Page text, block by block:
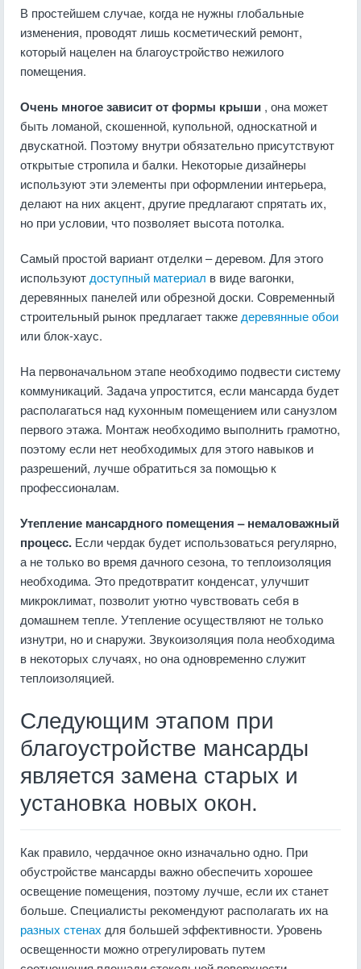
В простейшем случае, когда не нужны глобальные
изменения, проводят лишь косметический ремонт,
который нацелен на благоустройство нежилого
помещения.
Очень многое зависит от формы крыши , она может
быть ломаной, скошенной, купольной, односкатной и
двускатной. Поэтому внутри обязательно присутствуют
открытые стропила и балки. Некоторые дизайнеры
используют эти элементы при оформлении интерьера,
делают на них акцент, другие предлагают спрятать их,
но при условии, что позволяет высота потолка.
Самый простой вариант отделки – деревом. Для этого
используют доступный материал в виде вагонки,
деревянных панелей или обрезной доски. Современный
строительный рынок предлагает также деревянные обои
или блок-хаус.
На первоначальном этапе необходимо подвести систему
коммуникаций. Задача упростится, если мансарда будет
располагаться над кухонным помещением или санузлом
первого этажа. Монтаж необходимо выполнить грамотно,
поэтому если нет необходимых для этого навыков и
разрешений, лучше обратиться за помощью к
профессионалам.
Утепление мансардного помещения – немаловажный
процесс. Если чердак будет использоваться регулярно,
а не только во время дачного сезона, то теплоизоляция
необходима. Это предотвратит конденсат, улучшит
микроклимат, позволит уютно чувствовать себя в
домашнем тепле. Утепление осуществляют не только
изнутри, но и снаружи. Звукоизоляция пола необходима
в некоторых случаях, но она одновременно служит
теплоизоляцией.
Следующим этапом при
благоустройстве мансарды
является замена старых и
установка новых окон.
Как правило, чердачное окно изначально одно. При
обустройстве мансарды важно обеспечить хорошее
освещение помещения, поэтому лучше, если их станет
больше. Специалисты рекомендуют располагать их на
разных стенах для большей эффективности. Уровень
освещенности можно отрегулировать путем